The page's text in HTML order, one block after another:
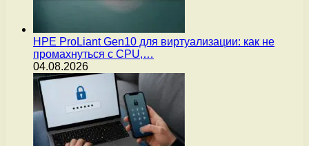
HPE ProLiant Gen10 для виртуализации: как не
промахнуться с CPU,…
04.08.2026